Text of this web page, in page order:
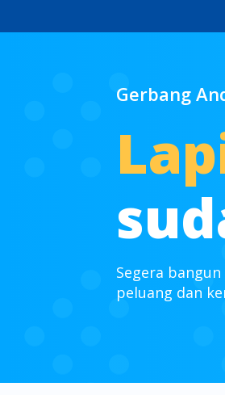
Gerbang
Segera
peluang dan